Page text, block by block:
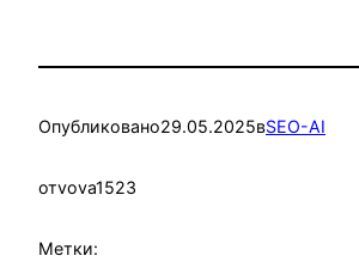
Опубликовано29.05.2025вSEO-AI
отvova1523
Метки: